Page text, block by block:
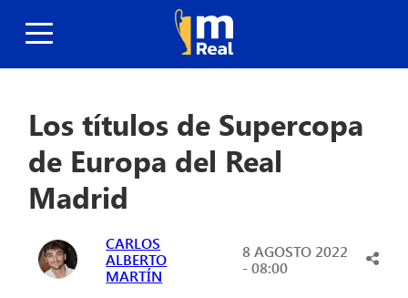
Los títulos de Supercopa
de Europa del Real
Madrid
CARLOS
ALBERTO
MARTÍN
8 AGOSTO 2022
- 08:00